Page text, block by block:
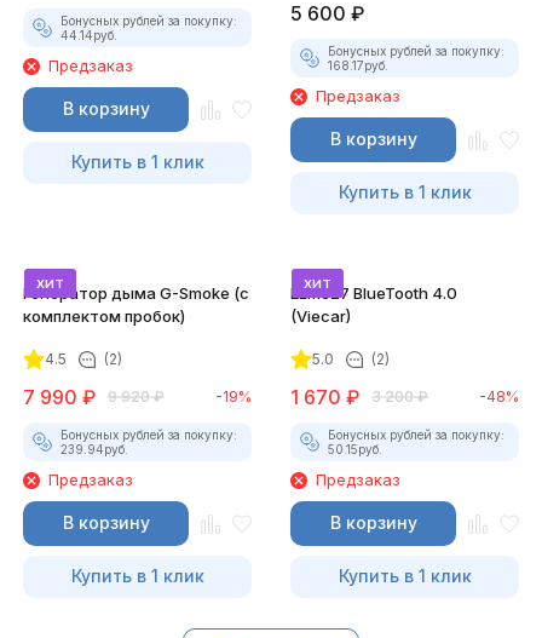
Бонусных рублей за покупку:
44.14руб.
Предзаказ
В корзину
Купить в 1 клик
5 600 ₽
Бонусных рублей за покупку:
168.17руб.
Предзаказ
В корзину
Купить в 1 клик
хит
Генератор дыма G-Smoke (c
комплектом пробок)
4.5 (2)
7 990 ₽ 9 920 ₽ -19%
Бонусных рублей за покупку:
239.94руб.
Предзаказ
В корзину
Купить в 1 клик
хит
ELM327 BlueTooth 4.0
(Viecar)
5.0 (2)
1 670 ₽ 3 200 ₽ -48%
Бонусных рублей за покупку:
50.15руб.
Предзаказ
В корзину
Купить в 1 клик